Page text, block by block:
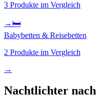
3 Produkte im Vergleich
→ 🛏️
Babybetten & Reisebetten
2 Produkte im Vergleich
→
Nachtlichter